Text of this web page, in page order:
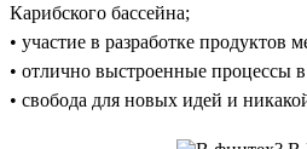
Карибского бассейна;
• участие в разработке продуктов
• отлично выстроенные процессы
• свобода для новых идей и